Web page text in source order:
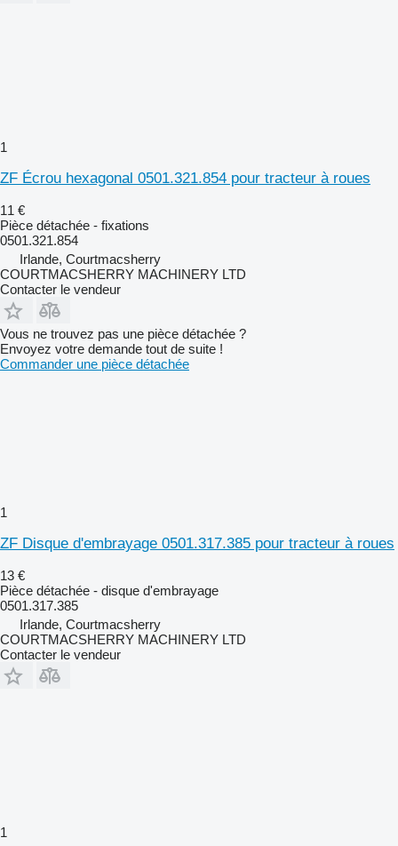
1
ZF Écrou hexagonal 0501.321.854 pour tracteur à roues
11 €
Pièce détachée - fixations
0501.321.854
Irlande, Courtmacsherry
COURTMACSHERRY MACHINERY LTD
Contacter le vendeur
Vous ne trouvez pas une pièce détachée ?
Envoyez votre demande tout de suite !
Commander une pièce détachée
1
ZF Disque d'embrayage 0501.317.385 pour tracteur à roues
13 €
Pièce détachée - disque d'embrayage
0501.317.385
Irlande, Courtmacsherry
COURTMACSHERRY MACHINERY LTD
Contacter le vendeur
1